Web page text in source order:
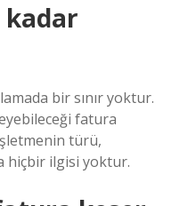
kadar
bir sınır yoktur.
fatura
türü,
hiçbir ilgisi yoktur.